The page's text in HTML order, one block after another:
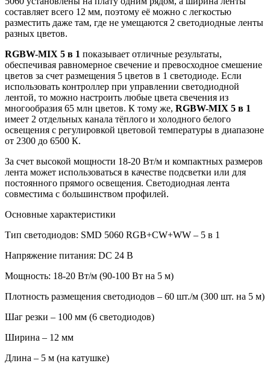
составляет всего 12 мм, поэтому её можно с легкостью
разместить даже там, где не умещаются 2 светодиодные ленты
разных цветов.
RGBW-MIX 5 в 1 показывает отличные результаты,
обеспечивая равномерное свечение и превосходное смешение
цветов за счет размещения 5 цветов в 1 светодиоде. Если
использовать контроллер при управлении светодиодной
лентой, то можно настроить любые цвета свечения из
многообразия 65 млн цветов. К тому же, RGBW-MIX 5 в 1
имеет 2 отдельных канала тёплого и холодного белого
освещения с регулировкой цветовой температуры в диапазоне
от 2300 до 6500 К.
За счет высокой мощности 18-20 Вт/м и компактных размеров
лента может использоваться в качестве подсветки или для
постоянного прямого освещения. Светодиодная лента
совместима с большинством профилей.
Основные характеристики
Тип светодиодов: SMD 5060 RGB+CW+WW – 5 в 1
Напряжение питания: DC 24 В
Мощность: 18-20 Вт/м (90-100 Вт на 5 м)
Плотность размещения светодиодов – 60 шт./м (300 шт. на 5 м)
Шаг резки – 100 мм (6 светодиодов)
Ширина – 12 мм
Длина – 5 м (на катушке)